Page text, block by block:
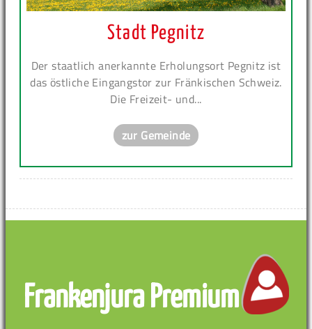
Stadt Pegnitz
Der staatlich anerkannte Erholungsort Pegnitz ist
das östliche Eingangstor zur Fränkischen Schweiz.
Die Freizeit- und...
zur Gemeinde
Frankenjura Premium